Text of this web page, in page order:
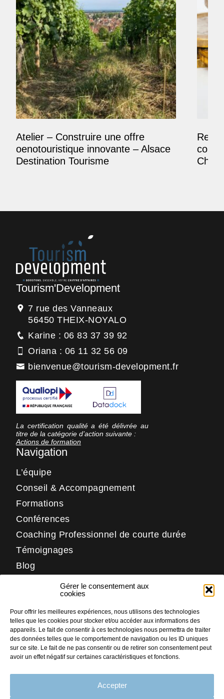
Gérer le consentement aux
cookies
Pour offrir les meilleures expériences, nous utilisons des technologies
telles que les cookies pour stocker et/ou accéder aux informations des
appareils. Le fait de consentir à ces technologies nous permettra de traiter
des données telles que le comportement de navigation ou les ID uniques
sur ce site. Le fait de ne pas consentir ou de retirer son consentement peut
avoir un effet négatif sur certaines caractéristiques et fonctions.
Accepter
Atelier – Construire une offre
oenotouristique innovante – Alsace
Destination Tourisme
Tourism'Development
7 rue des Vanneaux
56450 THEIX-NOYALO
Karine : 06 83 37 39 92
Oriana : 06 11 32 56 09
bienvenue@tourism-development.fr
La certification qualité a été délivrée au
titre de la catégorie d’action suivante :
Actions de formation
Navigation
L’équipe
Conseil & Accompagnement
Formations
Conférences
Coaching Professionnel de courte durée
Témoignages
Blog
LinkedIn
Facebook
Instagram
PLAN DU SITE